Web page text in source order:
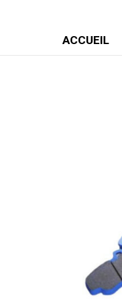
ACCUEIL